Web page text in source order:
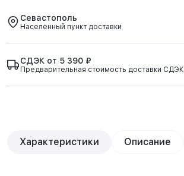
Севастополь
Населённый пункт доставки
СДЭК от 5 390 ₽
Предварительная стоимость доставки СДЭК
Характеристики Описание